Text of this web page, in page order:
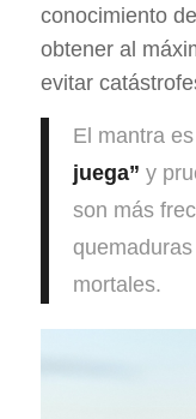
conocimiento
obtener al
evitar
El mantra
juega” y
son más
mortales.